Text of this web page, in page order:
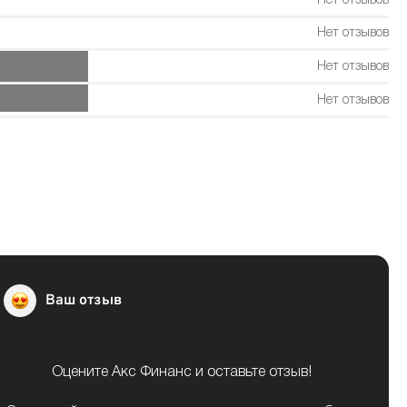
Нет отзывов
Нет отзывов
Нет отзывов
Ваш отзыв
Оцените Акс Финанс и оставьте отзыв!